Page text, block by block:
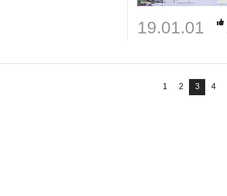
19.01.01
1 2 3 4